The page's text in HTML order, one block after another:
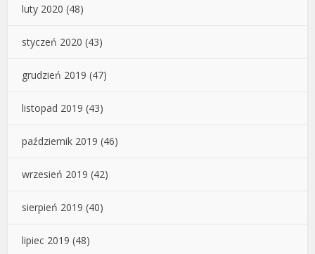
luty 2020 (48)
styczeń 2020 (43)
grudzień 2019 (47)
listopad 2019 (43)
październik 2019 (46)
wrzesień 2019 (42)
sierpień 2019 (40)
lipiec 2019 (48)